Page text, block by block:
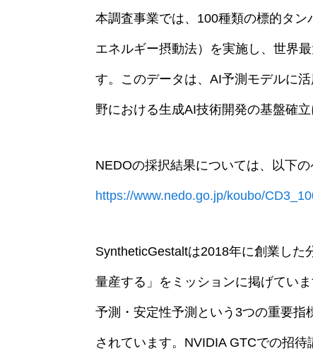
本調査事業では、100種類の標的タ
エネルギー摂動法）を実施し、世界
す。このデータは、AI予測モデルに
野における生成AI技術開発の基盤確立
NEDOの採択結果については、以下の
https://www.nedo.go.jp/koubo/
SyntheticGestaltは2018年に創業した
量産する」をミッションに掲げてい
予測・安定性予測という3つの重要
されています。NVIDIA GTCでの招